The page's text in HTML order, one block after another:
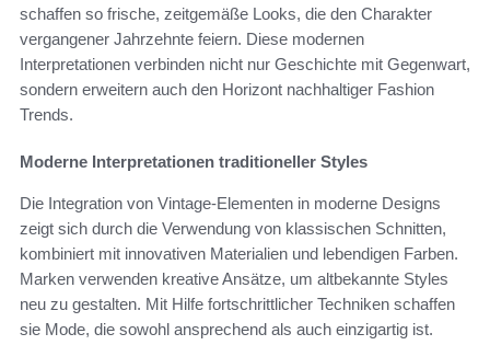
schaffen so frische, zeitgemäße Looks, die den Charakter
vergangener Jahrzehnte feiern. Diese modernen
Interpretationen verbinden nicht nur Geschichte mit Gegenwart,
sondern erweitern auch den Horizont nachhaltiger Fashion
Trends.
Moderne Interpretationen traditioneller Styles
Die Integration von Vintage-Elementen in moderne Designs
zeigt sich durch die Verwendung von klassischen Schnitten,
kombiniert mit innovativen Materialien und lebendigen Farben.
Marken verwenden kreative Ansätze, um altbekannte Styles
neu zu gestalten. Mit Hilfe fortschrittlicher Techniken schaffen
sie Mode, die sowohl ansprechend als auch einzigartig ist.